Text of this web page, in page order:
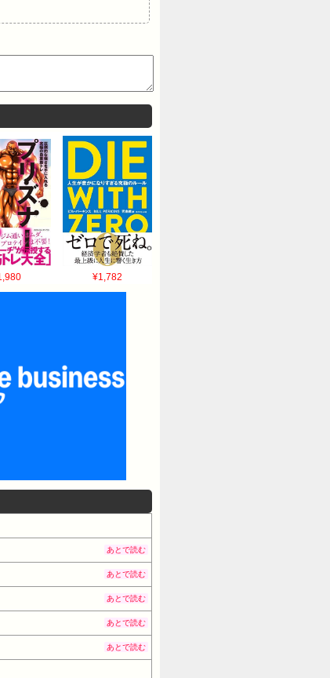
¥1,782
あとで読む
あとで読む
あとで読む
あとで読む
あとで読む